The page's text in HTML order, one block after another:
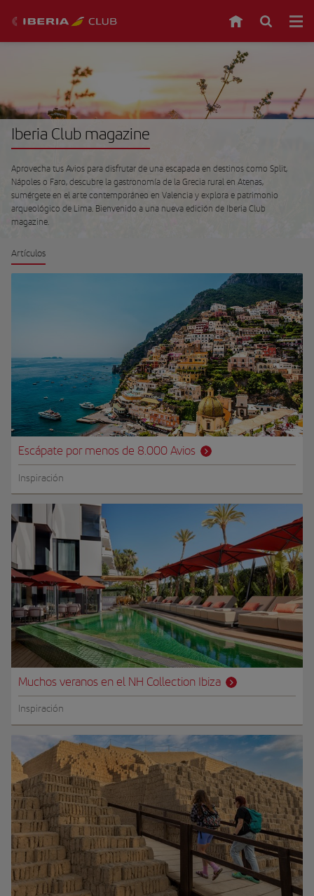
Iberia Club magazine
Aprovecha tus Avios para disfrutar de una escapada en destinos como Split,
Nápoles o Faro, descubre la gastronomía de la Grecia rural en Atenas,
sumérgete en el arte contemporáneo en Valencia y explora e patrimonio
arqueológico de Lima. Bienvenido a una nueva edición de Iberia Club
magazine.
Artículos
Escápate por menos de 8.000 Avios
Inspiración
Muchos veranos en el NH Collection Ibiza
Inspiración